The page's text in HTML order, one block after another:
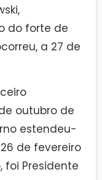
do forte de
a 27 de
outubro de
estendeu-
de fevereiro
foi Presidente